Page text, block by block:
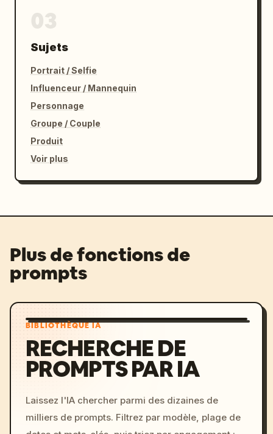
Sujets
Portrait / Selfie
Influenceur / Mannequin
Personnage
Groupe / Couple
Produit
Voir plus
Plus de fonctions de
prompts
BIBLIOTHÈQUE IA
RECHERCHE DE
PROMPTS PAR IA
Laissez l'IA chercher parmi des dizaines de
milliers de prompts. Filtrez par modèle, plage de